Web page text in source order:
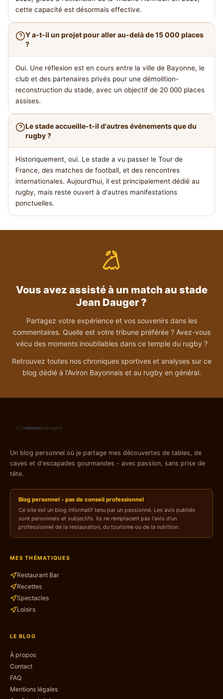
cette capacité est désormais effective.
Y a-t-il un projet pour aller au-delà de 15 000 places
?
Oui. Une réflexion est en cours entre la ville de Bayonne, le
club et des partenaires privés pour une démolition-
reconstruction du stade, avec un objectif de 20 000 places
assises.
Le stade accueille-t-il d'autres événements que du
rugby ?
Historiquement, oui. Le stade a vu passer le Tour de
France, des matches de football, et des rencontres
internationales. Aujourd'hui, il est principalement dédié au
rugby, mais reste ouvert à d'autres manifestations
ponctuelles.
Vous avez assisté à un match au stade
Jean Dauger ?
Partagez votre expérience et vos souvenirs dans les
commentaires. Quelle est votre tribune préférée ? Avez-vous
vécu des moments inoubliables dans ce temple du rugby ?
Retrouvez toutes nos chroniques sportives et analyses sur ce
blog dédié à l'Aviron Bayonnais et au rugby en général.
Un blog personnel où je partage mes découvertes de tables, de
caves et d'escapades gourmandes - avec passion, sans prise de
tête.
Blog personnel - pas de conseil professionnel
Ce site est un blog informatif tenu par un passionné. Les avis publiés
sont personnels et subjectifs. Ils ne remplacent pas l'avis d'un
professionnel de la restauration, du tourisme ou de la nutrition.
MES THÉMATIQUES
Restaurant Bar
Recettes
Spectacles
Loisirs
LE BLOG
À propos
Contact
FAQ
Mentions légales